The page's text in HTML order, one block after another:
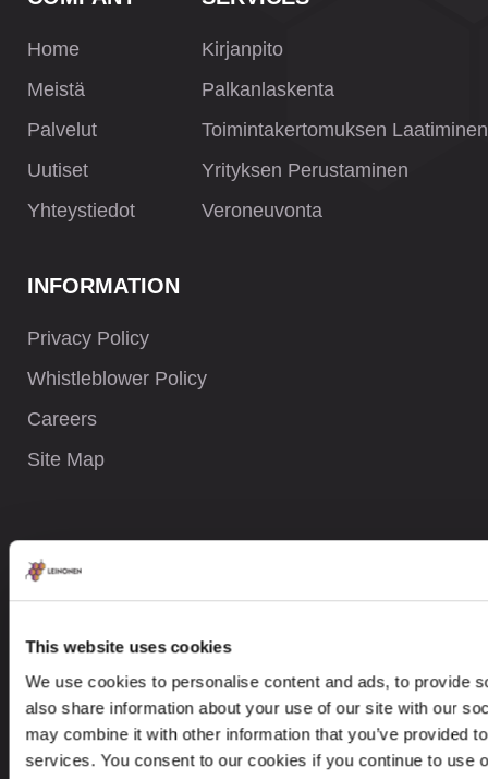
This website uses cookies
We use cookies to personalise content and ads, to provide
also share information about your use of our site with our
may combine it with other information that you’ve provided
services. You consent to our cookies if you continue to use
Home
Meistä
Palvelut
Uutiset
Yhteystiedot
Kirjanpito
Palkanlaskenta
Toimintakertomuksen Laatiminen
Yrityksen Perustaminen
Veroneuvonta
INFORMATION
Privacy Policy
Whistleblower Policy
Careers
Site Map
YHTEYSTIEDOT
contact@leinonen.no
Tietoturvaloukkauksen sattuessa ota meihin yhteyttä:
dataprotection@leinonen.eu
Leinonen AS